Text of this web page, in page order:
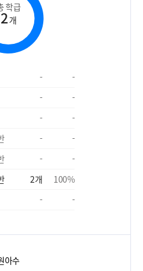
학급
2개
-
-
-
-
-
-
-
-
-
-
2개 100%
- -
아수